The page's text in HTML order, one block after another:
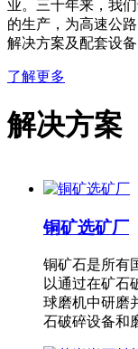
业。三十年来，我
的生产，为高速公
解决方案及配套设备
了解更多
解决方案
铜矿选矿厂
铜矿石是所有
以通过在矿石
球磨机中研磨
石破碎设备和